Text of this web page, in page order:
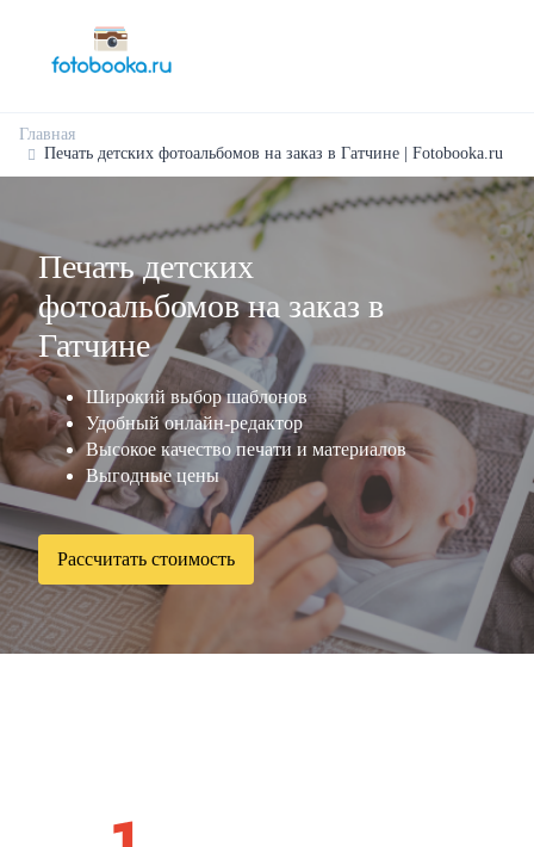
Главная
Печать детских фотоальбомов на заказ в Гатчине | Fotobooka.ru
Печать детских
фотоальбомов на заказ в
Гатчине
Широкий выбор шаблонов
Удобный онлайн-редактор
Высокое качество печати и материалов
Выгодные цены
Рассчитать стоимость